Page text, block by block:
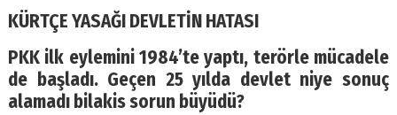
KÜRTÇE YASAĞI DEVLETİN HATASI
PKK ilk eylemini 1984’te yaptı, terörle mücadele
de başladı. Geçen 25 yılda devlet niye sonuç
alamadı bilakis sorun büyüdü?